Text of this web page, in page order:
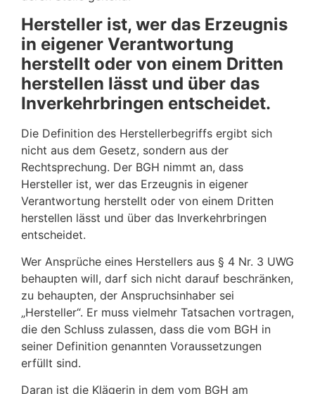
Hersteller ist, wer das Erzeugnis
in eigener Verantwortung
herstellt oder von einem Dritten
herstellen lässt und über das
Inverkehrbringen entscheidet.
Die Definition des Herstellerbegriffs ergibt sich
nicht aus dem Gesetz, sondern aus der
Rechtsprechung. Der BGH nimmt an, dass
Hersteller ist, wer das Erzeugnis in eigener
Verantwortung herstellt oder von einem Dritten
herstellen lässt und über das Inverkehrbringen
entscheidet.
Wer Ansprüche eines Herstellers aus § 4 Nr. 3 UWG
behaupten will, darf sich nicht darauf beschränken,
zu behaupten, der Anspruchsinhaber sei
„Hersteller“. Er muss vielmehr Tatsachen vortragen,
die den Schluss zulassen, dass die vom BGH in
seiner Definition genannten Voraussetzungen
erfüllt sind.
Daran ist die Klägerin in dem vom BGH am